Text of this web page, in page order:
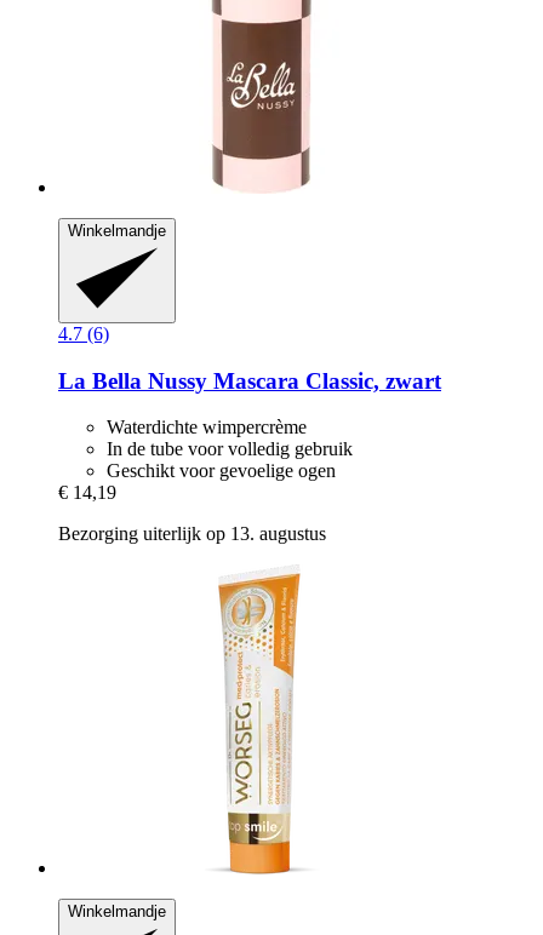
Winkelmandje
4.7 (6)
La Bella Nussy Mascara Classic, zwart
Waterdichte wimpercrème
In de tube voor volledig gebruik
Geschikt voor gevoelige ogen
€ 14,19
Bezorging uiterlijk op 13. augustus
Winkelmandje